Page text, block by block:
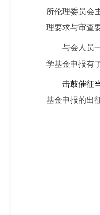
所伦理委员会
理要求与审查
与会人员
学基金申报有
击鼓催征
基金申报的出